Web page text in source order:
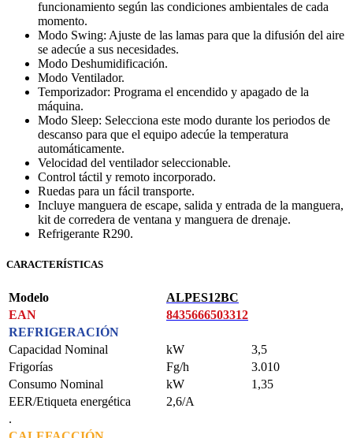
funcionamiento según las condiciones ambientales de cada
momento.
Modo Swing: Ajuste de las lamas para que la difusión del aire
se adecúe a sus necesidades.
Modo Deshumidificación.
Modo Ventilador.
Temporizador: Programa el encendido y apagado de la
máquina.
Modo Sleep: Selecciona este modo durante los periodos de
descanso para que el equipo adecúe la temperatura
automáticamente.
Velocidad del ventilador seleccionable.
Control táctil y remoto incorporado.
Ruedas para un fácil transporte.
Incluye manguera de escape, salida y entrada de la manguera,
kit de corredera de ventana y manguera de drenaje.
Refrigerante R290.
CARACTERÍSTICAS
Modelo
ALPES12BC
EAN
8435666503312
REFRIGERACIÓN
Capacidad Nominal
kW
3,5
Frigorías
Fg/h
3.010
Consumo Nominal
kW
1,35
EER/Etiqueta energética
2,6/A
.